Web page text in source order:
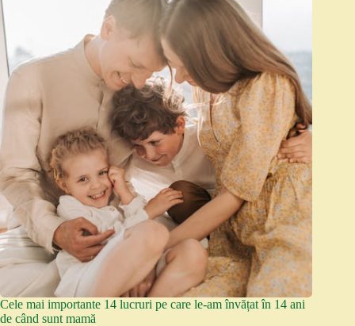
Cele mai importante 14 lucruri pe care le-am învățat în 14 ani
de când sunt mamă